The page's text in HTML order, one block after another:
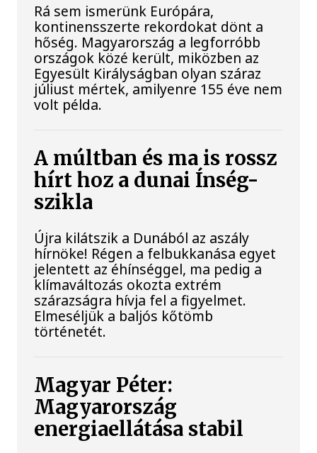
Rá sem ismerünk Európára,
kontinensszerte rekordokat dönt a
hőség. Magyarország a legforróbb
országok közé került, miközben az
Egyesült Királyságban olyan száraz
júliust mértek, amilyenre 155 éve nem
volt példa.
A múltban és ma is rossz
hírt hoz a dunai Ínség-
szikla
Újra kilátszik a Dunából az aszály
hírnöke! Régen a felbukkanása egyet
jelentett az éhínséggel, ma pedig a
klímaváltozás okozta extrém
szárazságra hívja fel a figyelmet.
Elmeséljük a baljós kőtömb
történetét.
Magyar Péter:
Magyarország
energiaellátása stabil